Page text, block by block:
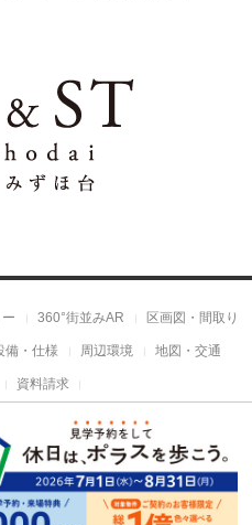
360°街並みAR 区画図・間取り
備・仕様 周辺環境 地図・交通
資料請求